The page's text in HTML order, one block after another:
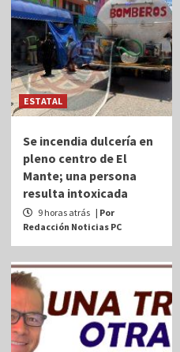
ESTATAL
Se incendia dulcería en
pleno centro de El
Mante; una persona
resulta intoxicada
9 horas atrás | Por
Redacción Noticias PC